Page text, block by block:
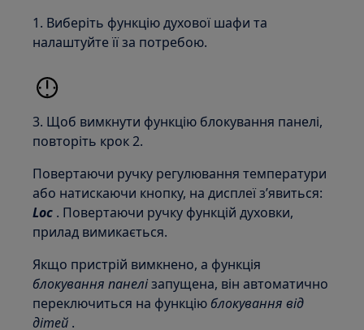
1. Виберіть функцію духової шафи та
налаштуйте її за потребою.
3. Щоб вимкнути функцію блокування панелі,
повторіть крок 2.
Повертаючи ручку регулювання температури
або натискаючи кнопку, на дисплеї з’явиться:
Loc . Повертаючи ручку функцій духовки,
прилад вимикається.
Якщо пристрій вимкнено, а функція
блокування панелізапущена, він автоматично
переключиться на функціюблокування від
дітей .